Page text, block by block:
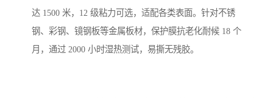
达 1500 米，12 级粘力可选，适配各类表面。针对不锈
钢、彩钢、镜钢板等金属板材，保护膜抗老化耐候 18 个
月，通过 2000 小时湿热测试，易撕无残胶。